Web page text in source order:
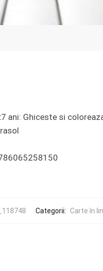
7 ani: Ghiceste si
Categorii: Carte în